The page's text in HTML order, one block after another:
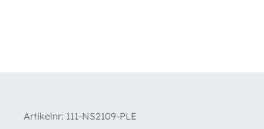
Artikelnr: 111-NS2109-PLE